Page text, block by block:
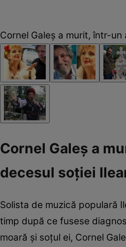
Cornel Galeș a murit, într-
Cornel Galeș a
decesul soției
Solista de muzică populară
timp după ce fusese
moară și soțul ei, Cornel